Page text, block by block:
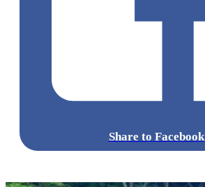
Share to Facebook